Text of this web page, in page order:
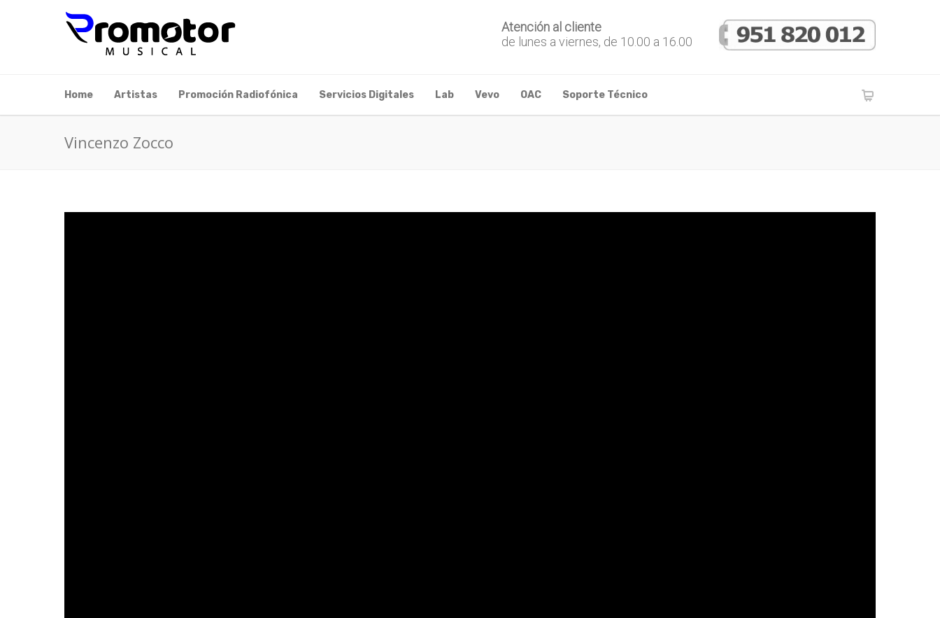
Atención al cliente
de lunes a viernes, de 10.00 a 16.00
Home Artistas Promoción Radiofónica Servicios Digitales Lab Vevo OAC Soporte Técnico
Vincenzo Zocco